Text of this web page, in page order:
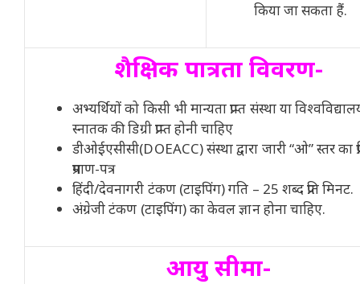
किया जा सकता हैं.
शैक्षिक पात्रता विवरण-
अभ्यर्थियों को किसी भी मान्यता प्राप्त संस्था या
स्नातक की डिग्री प्राप्त होनी चाहिए
डीओईएसीसी(DOEACC) संस्था द्वारा जारी “ओ” स्तर का
प्रमाण-पत्र
हिंदी/देवनागरी टंकण (टाइपिंग) गति – 25 शब्द प्रति मिनट.
अंग्रेजी टंकण (टाइपिंग) का केवल ज्ञान होना चाहिए.
आयु सीमा-